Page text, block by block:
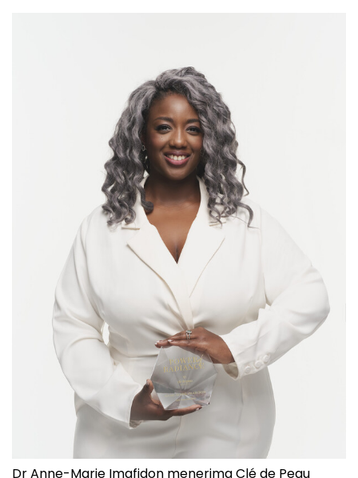
Dr Anne-Marie Imafidon menerima Clé de Peau